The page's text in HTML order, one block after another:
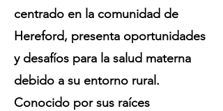
centrado en la comunidad de
Hereford, presenta oportunidades
y desafíos para la salud materna
debido a su entorno rural.
Conocido por sus raíces